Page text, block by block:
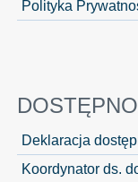
Polityka
Deklaracja
Koordynator ds.